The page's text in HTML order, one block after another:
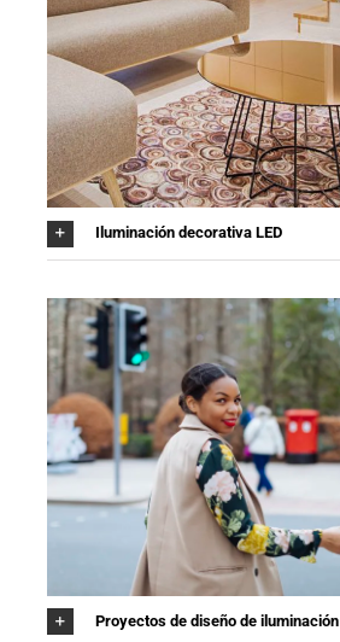
Iluminación decorativa LED
Proyectos de diseño de iluminación